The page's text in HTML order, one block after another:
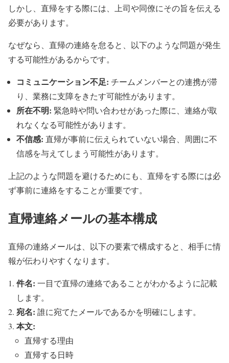
しかし、直帰をする際には、上司や同僚にその旨を伝える
必要があります。
なぜなら、直帰の連絡を怠ると、以下のような問題が発生
する可能性があるからです。
コミュニケーション不足: チームメンバーとの連携が滞
り、業務に支障をきたす可能性があります。
所在不明: 緊急時や問い合わせがあった際に、連絡が取
れなくなる可能性があります。
不信感: 直帰が事前に伝えられていない場合、周囲に不
信感を与えてしまう可能性があります。
上記のような問題を避けるためにも、直帰をする際には必
ず事前に連絡をすることが重要です。
直帰連絡メールの基本構成
直帰の連絡メールは、以下の要素で構成すると、相手に情
報が伝わりやすくなります。
件名: 一目で直帰の連絡であることがわかるように記載
します。
宛名: 誰に宛てたメールであるかを明確にします。
本文:
直帰する理由
直帰する日時